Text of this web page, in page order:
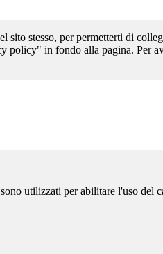
stesso, per permetterti di
in fondo alla pagina. Per
utilizzati per abilitare l'uso